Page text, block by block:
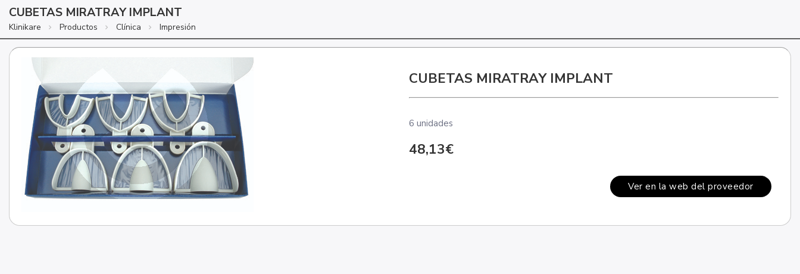
CUBETAS MIRATRAY IMPLANT
Klinikare Productos Clínica Impresión
CUBETAS MIRATRAY IMPLANT
6 unidades
48,13€
Ver en la web del proveedor